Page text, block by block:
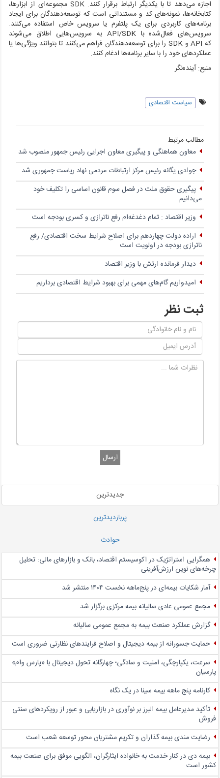
اجازه می‌دهد تا با یکدیگر ارتباط برقرار کنند. SDK مجموعه‌ای از ابزارها،
کتابخانه‌ها، نمونه‌های کد و مستنداتی است که توسعه‌دهندگان برای ایجاد
برنامه‌های کاربردی برای یک پلتفرم یا سرویس خاص استفاده می‌کنند.
سرویس‌های فعال‌شده با
API/SDK
به سرویس‌هایی اطلاق می‌شوند
کهAPIو SDK را برای توسعه‌دهندگان فراهم می‌کنند تا بتوانند ویژگی‌ها یا
عملکردهای خود را با سایر برنامه‌ها ادغام کنند.
منبع: آینده‌نگر
سیاست اقتصادی
مطالب مرتبط
معاون هماهنگی و پیگیری معاون اجرایی رئیس جمهور منصوب شد
جوادی یگانه رئیس مرکز ارتباطات مردمی نهاد ریاست جمهوری شد
پیگیری حقوق ملت در فصل سوم قانون اساسی را تکلیف خود
می‌دانیم
وزیر اقتصاد : تمام دغدغه‌ام رفع ناترازی و کسری بودجه است
اراده دولت چهاردهم برای اصلاح شرایط سخت اقتصادی/ رفع
ناترازی بودجه در اولویت است
دیدار فرمانده ارتش با وزیر اقتصاد
امیدواریم گام‌های مهمی برای بهبود شرایط اقتصادی برداریم
ثبت نظر
ارسال
جدیدترین
پربازدیدترین
حوادث
همگرایی استراتژیک در اکوسیستم اقتصاد، بانک و بازارهای مالی: تحلیل
چرخه‌های نوین ارزش‌آفرینی
آمار شکایات بیمه‌ای در پنج‌‌ماهه نخست ۱۴۰۴ منتشر شد
مجمع عمومی عادی سالیانه بیمه مرکزی برگزار شد
گزارش عملکرد صنعت بیمه به مجمع عمومی سالیانه
حمایت جسورانه از بیمه دیجیتال و اصلاح فرایندهای نظارتی ضروری است
سرعت، یکپارچگی، امنیت و سادگی؛ چهار‌گانه تحول دیجیتال با «پارس وام»
پارسیان
کارنامه پنج ماهه بیمه سینا در یک نگاه
تأکید مدیرعامل بیمه البرز بر نوآوری در بازاریابی و عبور از رویکردهای سنتی
فروش
رضایت مندی بیمه گذاران و تکریم مشتریان محور توسعه شعب است
بیمه دی در کنار خدمت به خانواده ایثارگران، الگویی موفق برای صنعت بیمه
کشور است